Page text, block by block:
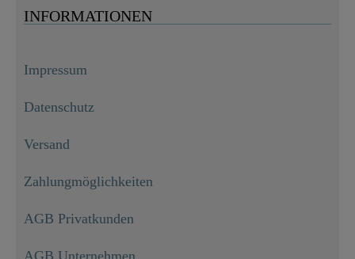
INFORMATIONEN
Impressum
Datenschutz
Versand
Zahlungmöglichkeiten
AGB Privatkunden